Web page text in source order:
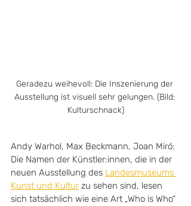
Geradezu weihevoll: Die Inszenierung der
Ausstellung ist visuell sehr gelungen. (Bild:
Kulturschnack)
Andy Warhol, Max Beckmann, Joan Miró:
Die Namen der Künstler:innen, die in der
neuen Ausstellung des Landesmuseums
Kunst und Kultur zu sehen sind, lesen
sich tatsächlich wie eine Art „Who is Who“